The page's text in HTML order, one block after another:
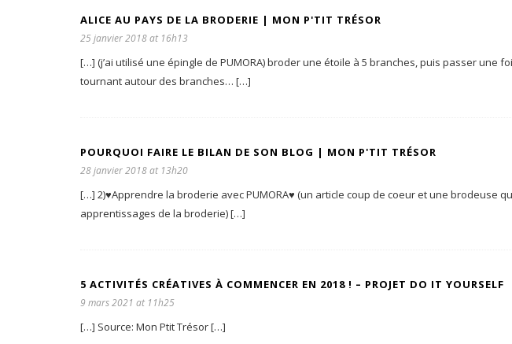
ALICE AU PAYS DE LA BRODERIE | MON P'TIT TRÉSOR
25 janvier 2018 at 16h13
[…] (j’ai utilisé une épingle de PUMORA) broder une étoile à 5 branches, puis passer une
tournant autour des branches… […]
POURQUOI FAIRE LE BILAN DE SON BLOG | MON P'TIT TRÉSOR
28 janvier 2018 at 13h20
[…] 2)♥Apprendre la broderie avec PUMORA♥ (un article coup de coeur et une brodeuse
apprentissages de la broderie) […]
5 ACTIVITÉS CRÉATIVES À COMMENCER EN 2018 ! – PROJET DO IT YOURSELF
9 mars 2021 at 11h25
[…] Source: Mon Ptit Trésor […]